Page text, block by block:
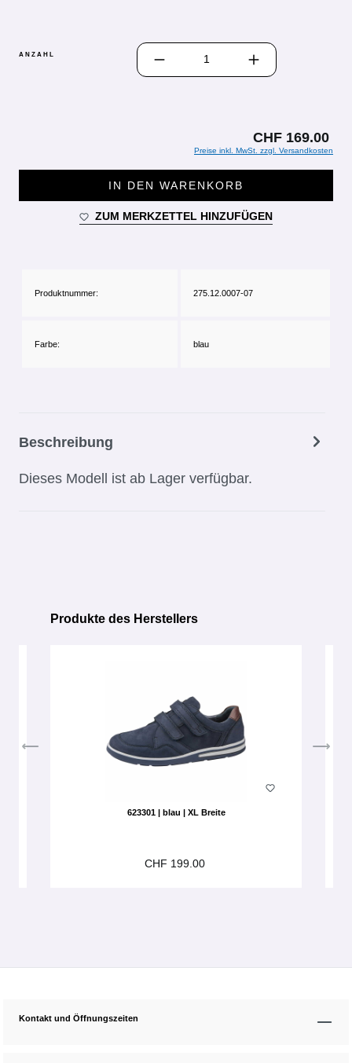
ANZAHL
PRODUKT ANZAHL: GIB DEN
CHF 169.00
Preise inkl. MwSt. zzgl. Versandkosten
IN DEN WARENKORB
ZUM MERKZETTEL HINZUFÜGEN
Produktnummer: 275.12.0007-07
Farbe: blau
Beschreibung
Dieses Modell ist ab Lager verfügbar.
Produktgalerie überspringen
Produkte des Herstellers
623301 | blau | XL Breite
CHF 199.00
Kontakt und Öffnungszeiten